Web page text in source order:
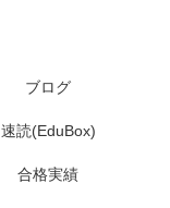
ブログ
速読(EduBox)
合格実績